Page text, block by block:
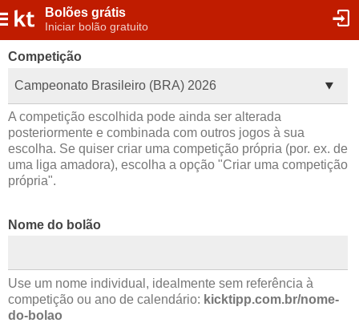
Bolões grátis
Iniciar bolão gratuito
Competição
Campeonato Brasileiro (BRA) 2026
A competição escolhida pode ainda ser alterada
posteriormente e combinada com outros jogos à sua
escolha. Se quiser criar uma competição própria (por. ex. de
uma liga amadora), escolha a opção "Criar uma competição
própria".
Nome do bolão
Use um nome individual, idealmente sem referência à
competição ou ano de calendário: kicktipp.com.br/nome-
do-bolao